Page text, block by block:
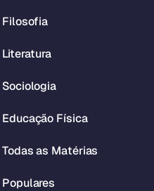
Filosofia
Literatura
Sociologia
Educação Física
Todas as Matérias
Populares